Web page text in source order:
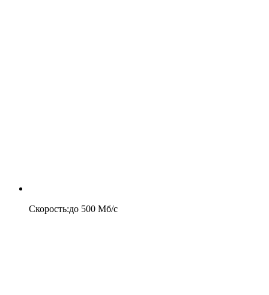
Скорость:до 500 Мб/c